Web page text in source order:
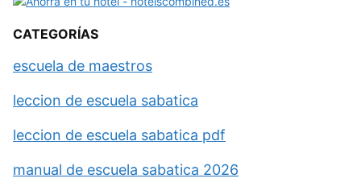
CATEGORÍAS
escuela de maestros
leccion de escuela sabatica
leccion de escuela sabatica pdf
manual de escuela sabatica 2026